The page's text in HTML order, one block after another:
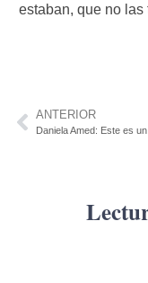
estaban, que no
ANTERIOR